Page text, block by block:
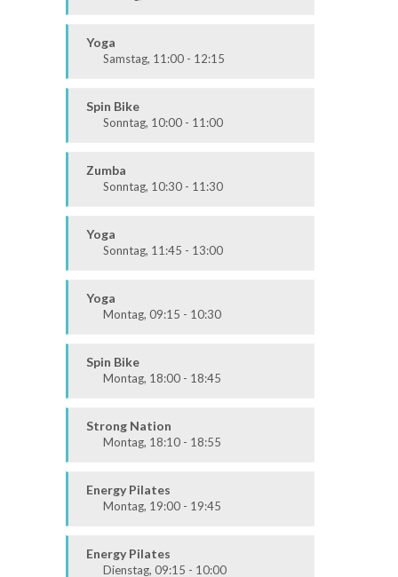
Alle
Yoga
Samstag, 11:00 - 12:15
Alle
Spin Bike
Sonntag, 10:00 - 11:00
Zumba
Sonntag, 10:30 - 11:30
Alle
Yoga
Sonntag, 11:45 - 13:00
Alle
Yoga
Montag, 09:15 - 10:30
Alle
Spin Bike
Montag, 18:00 - 18:45
Strong Nation
Montag, 18:10 - 18:55
Mittel / Fortgeschritten
Energy Pilates
Montag, 19:00 - 19:45
Alle
Energy Pilates
Dienstag, 09:15 - 10:00